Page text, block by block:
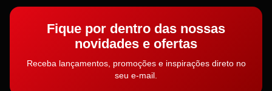
Fique por dentro das nossas
novidades e ofertas
Receba lançamentos, promoções e inspirações direto no
seu e-mail.